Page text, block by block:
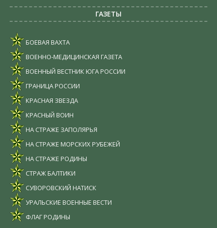
ГАЗЕТЫ
БОЕВАЯ ВАХТА
ВОЕННО-МЕДИЦИНСКАЯ ГАЗЕТА
ВОЕННЫЙ ВЕСТНИК ЮГА РОССИИ
ГРАНИЦА РОССИИ
КРАСНАЯ ЗВЕЗДА
КРАСНЫЙ ВОИН
НА СТРАЖЕ ЗАПОЛЯРЬЯ
НА СТРАЖЕ МОРСКИХ РУБЕЖЕЙ
НА СТРАЖЕ РОДИНЫ
СТРАЖ БАЛТИКИ
СУВОРОВСКИЙ НАТИСК
УРАЛЬСКИЕ ВОЕННЫЕ ВЕСТИ
ФЛАГ РОДИНЫ